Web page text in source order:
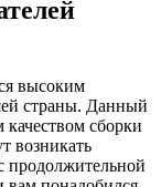
высоким
страны. Данный
сборки
возникать
продолжительной